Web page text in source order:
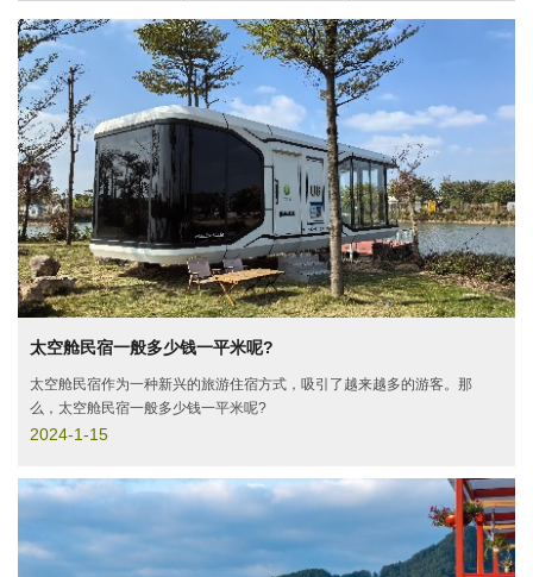
太空舱民宿一般多少钱一平米呢?
太空舱民宿作为一种新兴的旅游住宿方式，吸引了越来越多的游客。那
么，太空舱民宿一般多少钱一平米呢?
2024-1-15